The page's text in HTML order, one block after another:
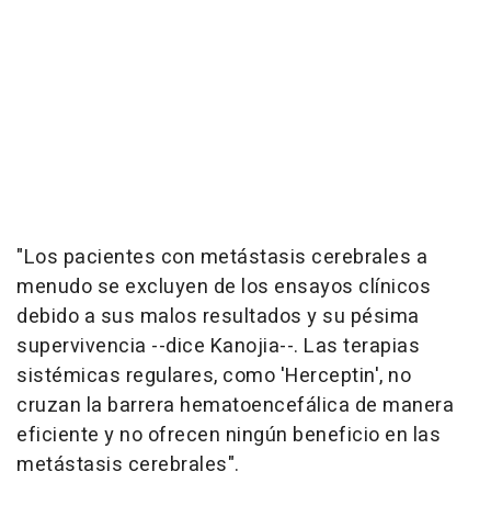
"Los pacientes con metástasis cerebrales a
menudo se excluyen de los ensayos clínicos
debido a sus malos resultados y su pésima
supervivencia --dice Kanojia--. Las terapias
sistémicas regulares, como 'Herceptin', no
cruzan la barrera hematoencefálica de manera
eficiente y no ofrecen ningún beneficio en las
metástasis cerebrales".